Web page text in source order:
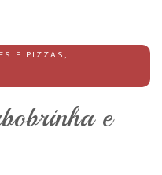
E PIZZAS,
e